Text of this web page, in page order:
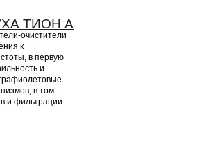
ТИОН А
очистители
к
в первую
и
в том
и фильтрации